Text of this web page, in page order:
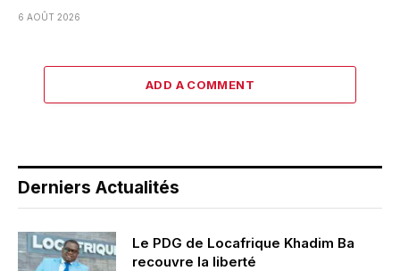
6 AOÛT 2026
ADD A COMMENT
Derniers Actualités
Le PDG de Locafrique Khadim Ba
recouvre la liberté